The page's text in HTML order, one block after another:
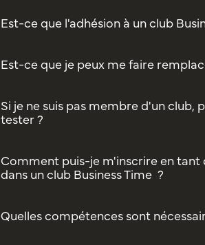
Est-ce que l'adhésion à un club
Est-ce que je peux me faire
Si je ne suis pas membre d'un club,
tester ?
Comment puis-je m'inscrire en
dans un club Business Time ?
Quelles compétences sont